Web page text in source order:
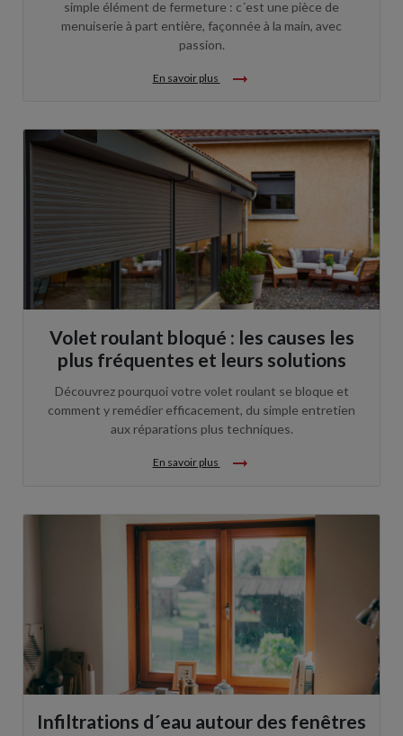
simple élément de fermeture : c´est une pièce de
menuiserie à part entière, façonnée à la main, avec
passion.
En savoir plus arrow_right_alt
Volet roulant bloqué : les causes les
plus fréquentes et leurs solutions
Découvrez pourquoi votre volet roulant se bloque et
comment y remédier efficacement, du simple entretien
aux réparations plus techniques.
En savoir plus arrow_right_alt
Infiltrations d´eau autour des fenêtres